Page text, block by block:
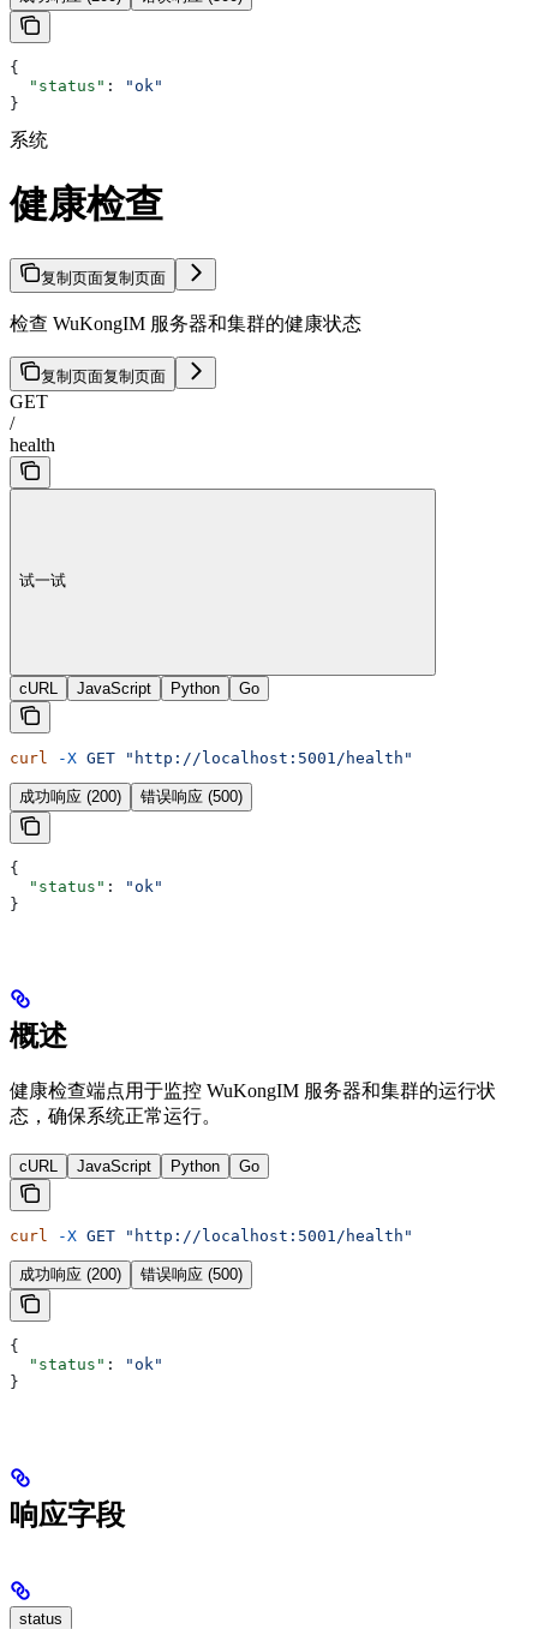
{
  "status"
:
"ok"
}
系统
健康检查
复制页面复制页面
检查 WuKongIM 服务器和集群的健康状态
复制页面复制页面
GET
/
health
试一试
cURL JavaScript Python Go
curl -X GET "http://localhost:5001/health"
成功响应 (200) 错误响应 (500)
{
  "status"
:
"ok"
}
概述
健康检查端点用于监控 WuKongIM 服务器和集群的运行状
态，确保系统正常运行。
cURL JavaScript Python Go
curl -X GET "http://localhost:5001/health"
成功响应 (200) 错误响应 (500)
{
  "status"
:
"ok"
}
响应字段
status